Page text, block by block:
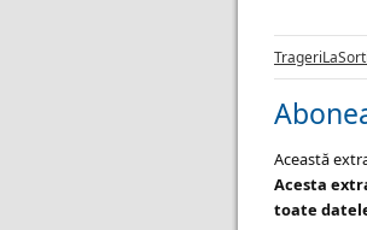
Această
Acesta
toate